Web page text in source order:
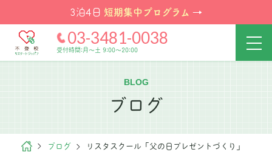
3泊4日 短期集中プログラム →
03-3481-0038
受付時間:月～土 9:00～20:00
BLOG
ブログ
ブログ リスタスクール「父の日プレゼントづくり」